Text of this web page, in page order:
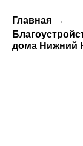
Главная →
дома Нижний